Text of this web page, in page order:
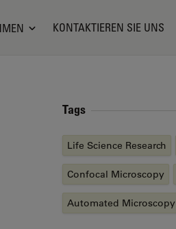
KONTAKTIEREN SIE UNS
Tags
Life Science Research
Confocal Microscopy
Automated Microscopy